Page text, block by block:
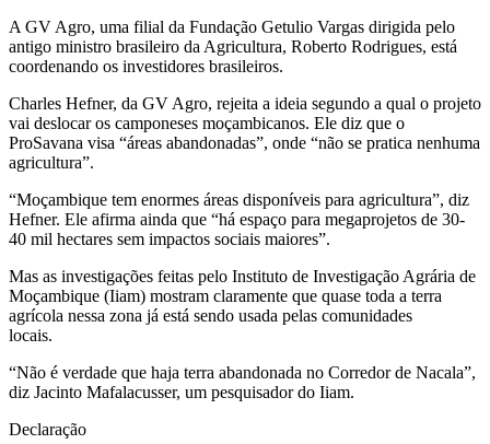
A GV Agro, uma filial da Fundação Getulio Vargas dirigida pelo
antigo ministro brasileiro da Agricultura, Roberto Rodrigues, está
coordenando os investidores brasileiros.
Charles Hefner, da GV Agro, rejeita a ideia segundo a qual o projeto
vai deslocar os camponeses moçambicanos. Ele diz que o
ProSavana visa “áreas abandonadas”, onde “não se pratica nenhuma
agricultura”.
“Moçambique tem enormes áreas disponíveis para agricultura”, diz
Hefner. Ele afirma ainda que “há espaço para megaprojetos de 30-
40 mil hectares sem impactos sociais maiores”.
Mas as investigações feitas pelo Instituto de Investigação Agrária de
Moçambique (Iiam) mostram claramente que quase toda a terra
agrícola nessa zona já está sendo usada pelas comunidades
locais.
“Não é verdade que haja terra abandonada no Corredor de Nacala”,
diz Jacinto Mafalacusser, um pesquisador do Iiam.
Declaração